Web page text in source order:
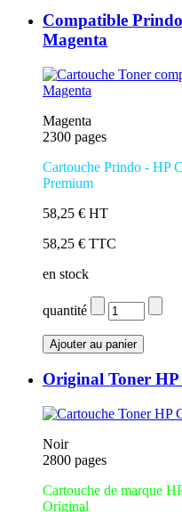
Compatible
Magenta
Magenta
2300 pages
Cartouche Prindo - HP
Premium
58,25 € HT
58,25 € TTC
en stock
quantité
Original Toner
Noir
2800 pages
Cartouche de marque
Original